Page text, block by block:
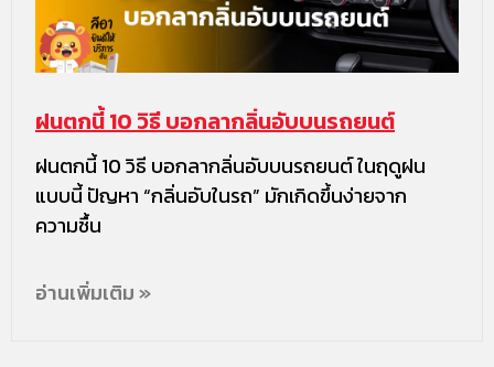
ฝนตกนี้ 10 วิธี บอกลากลิ่นอับบนรถยนต์
ฝนตกนี้ 10 วิธี บอกลากลิ่นอับบนรถยนต์ ในฤดูฝน
แบบนี้ ปัญหา “กลิ่นอับในรถ” มักเกิดขึ้นง่ายจาก
ความชื้น
อ่านเพิ่มเติม »